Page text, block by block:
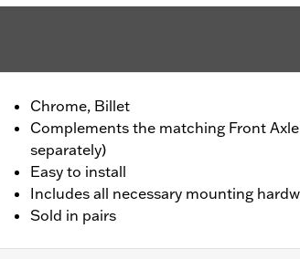
Chrome, Billet
Complements the matching Front
separately)
Easy to install
Includes all necessary mounting
Sold in pairs